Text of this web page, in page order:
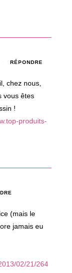
RÉPONDRE
chez nous,
vous êtes
!
produits-
(mais le
jamais eu
02/21/264